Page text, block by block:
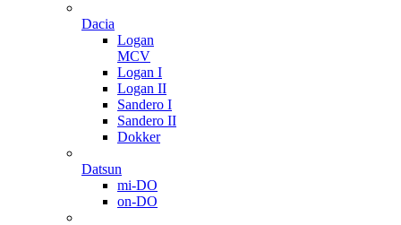
Dacia
Logan
MCV
Logan I
Logan II
Sandero I
Sandero II
Dokker
Datsun
mi-DO
on-DO